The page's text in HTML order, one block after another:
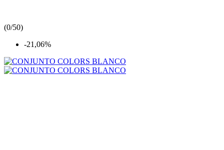
(0/50)
-21,06%